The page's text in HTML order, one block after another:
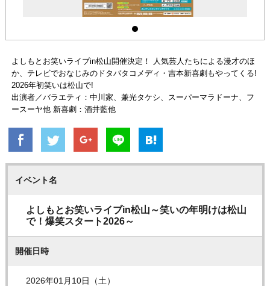
よしもとお笑いライブin松山開催決定！ 人気芸人たちによる漫才のほ
か、テレビでおなじみのドタバタコメディ・吉本新喜劇もやってくる!
2026年初笑いは松山で!
出演者／バラエティ：中川家、兼光タケシ、スーパーマラドーナ、フ
ースーヤ他 新喜劇：酒井藍他
イベント名
よしもとお笑いライブin松山～笑いの年明けは松山
で！爆笑スタート2026～
開催日時
2026年01月10日（土）